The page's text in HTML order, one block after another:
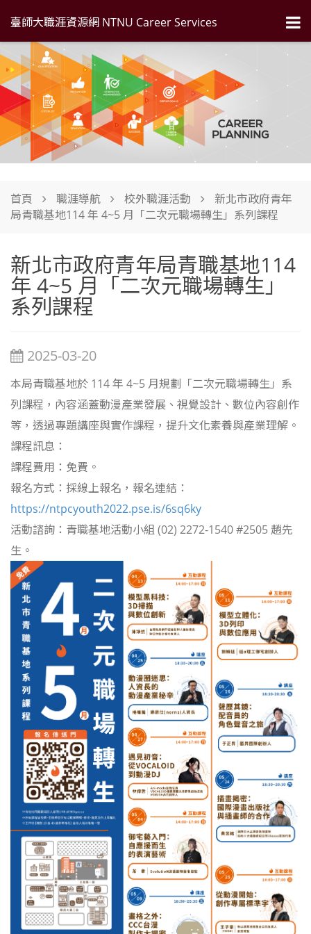
臺師大職涯資源網 NTNU Career Services
首頁 職涯導航 校外職涯活動
新北市政府青年
局青職基地114 年 4~5 月「二次元職場轉生」系列課程
新北市政府青年局青職基地114
年 4~5 月「二次元職場轉生」
系列課程
2025-03-20
本局青職基地於 114 年 4~5 月規劃「二次元職場轉生」系
列課程，內容涵蓋動漫產業發展、視覺設計、數位內容創作
等，透過專題講座與實作課程，提升文化素養與產業理解。
課程訊息：
課程費用：免費。
報名方式：採線上報名，報名連結：
https://ntpcyouth2022.pse.is/6sq6ky
活動諮詢：青職基地活動小組 (02) 2272-1540 #2505 趙先
生。